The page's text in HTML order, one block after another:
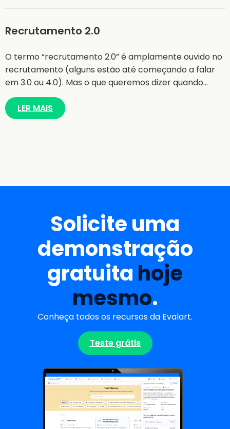
Recrutamento 2.0
O termo “recrutamento 2.0” é amplamente ouvido no
recrutamento (alguns estão até começando a falar
em 3.0 ou 4.0). Mas o que queremos dizer quando…
LER MAIS
Solicite uma
demonstração
gratuita hoje
mesmo.
Conheça todos os recursos da Evalart.
Teste grátis